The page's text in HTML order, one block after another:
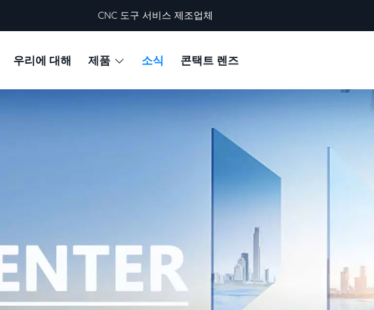
CNC 도구 서비스 제조업체
우리에 대해 제품 소식 콘택트 렌즈